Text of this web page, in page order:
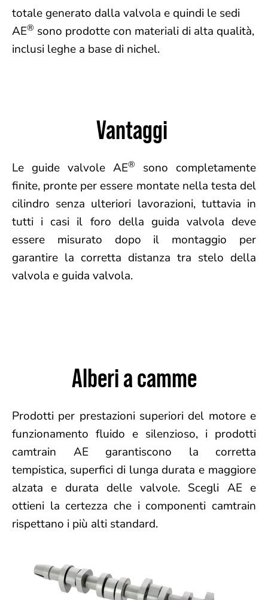
totale generato dalla valvola e quindi le sedi
AE® sono prodotte con materiali di alta qualità,
inclusi leghe a base di nichel.
Vantaggi
Le guide valvole AE®
sono completamente
finite, pronte per essere montate nella testa del
cilindro senza ulteriori lavorazioni, tuttavia in
tutti i casi il foro della guida valvola deve
essere misurato dopo il montaggio per
garantire la corretta distanza tra stelo della
valvola e guida valvola.
Alberi a camme
Prodotti per prestazioni superiori del motore e
funzionamento fluido e silenzioso, i prodotti
camtrain AE garantiscono la corretta
tempistica, superfici di lunga durata e maggiore
alzata e durata delle valvole. Scegli AE e
ottieni la certezza che i componenti camtrain
rispettano i più alti standard.